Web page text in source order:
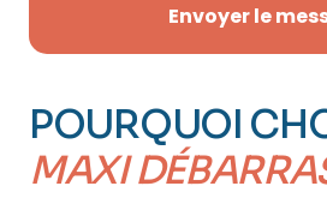
Envoyer le
POURQUOI
MAXI